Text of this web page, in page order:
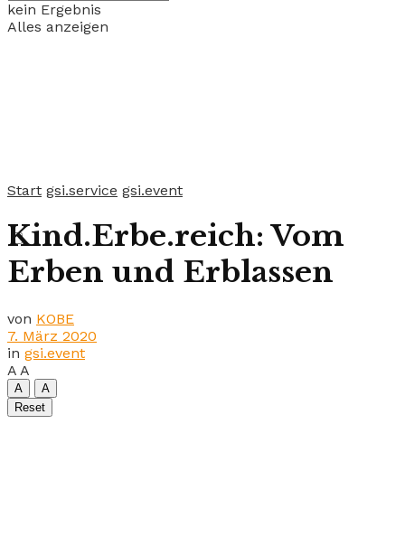
kein Ergebnis
Alles anzeigen
Start gsi.service gsi.event
Kind.Erbe.reich: Vom
Erben und Erblassen
von KOBE
7. März 2020
in gsi.event
A A
A
A
Reset